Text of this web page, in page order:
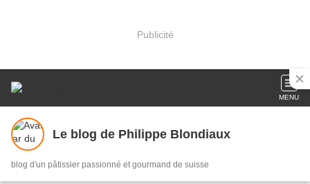
Publicité
MENU
Le blog de Philippe Blondiaux
blog d'un pâtissier passionné et gourmand de suisse